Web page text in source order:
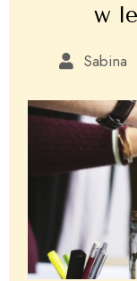
w
Sabina